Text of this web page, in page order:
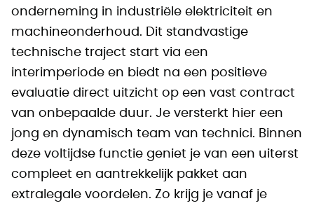
onderneming in industriële elektriciteit en
machineonderhoud. Dit standvastige
technische traject start via een
interimperiode en biedt na een positieve
evaluatie direct uitzicht op een vast contract
van onbepaalde duur. Je versterkt hier een
jong en dynamisch team van technici. Binnen
deze voltijdse functie geniet je van een uiterst
compleet en aantrekkelijk pakket aan
extralegale voordelen. Zo krijg je vanaf je